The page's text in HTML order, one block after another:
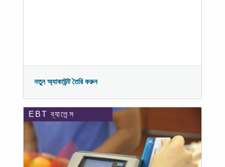
নতুন অ্যাকাউন্ট তৈরি করুন
EBT ব্যালেন্স